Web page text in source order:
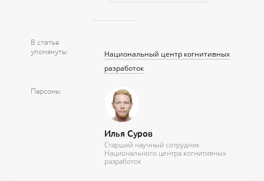
В статье
упомянуты
Национальный центр когнитивных
разработок
Персоны
Илья Суров
Старший научный сотрудник
Национального центра когнитивных
разработок